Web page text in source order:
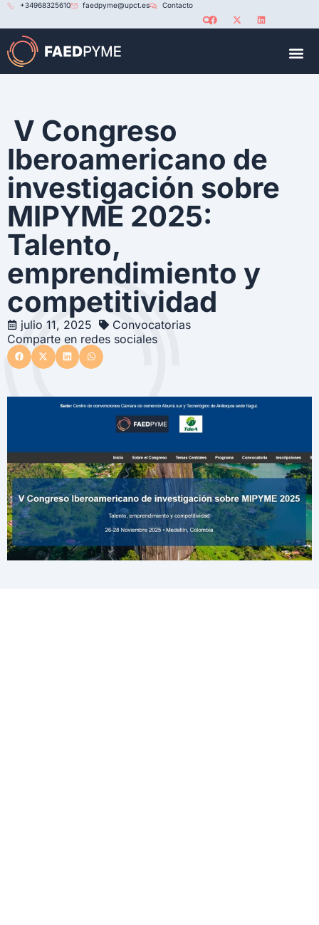
+34968325610 faedpyme@upct.es Contacto
V Congreso
Iberoamericano de
investigación sobre
MIPYME 2025:
Talento,
emprendimiento y
competitividad
julio 11, 2025
Convocatorias
Comparte en redes sociales